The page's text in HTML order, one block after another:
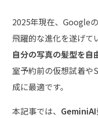
2025年現在、Googleの
飛躍的な進化を遂げて
自分の写真の髪型を自
室予約前の仮想試着や
成に最適です。
本記事では、